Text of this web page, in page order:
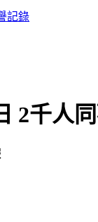
記錄
2千人